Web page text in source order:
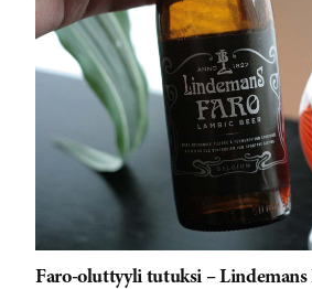
Faro-oluttyyli tutuksi – Lindemans